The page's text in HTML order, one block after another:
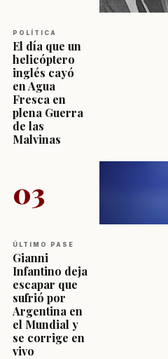
POLÍTICA
El día que un
helicóptero
inglés cayó
en Agua
Fresca en
plena Guerra
de las
Malvinas
03
ÚLTIMO PASE
Gianni
Infantino deja
escapar que
sufrió por
Argentina en
el Mundial y
se corrige en
vivo